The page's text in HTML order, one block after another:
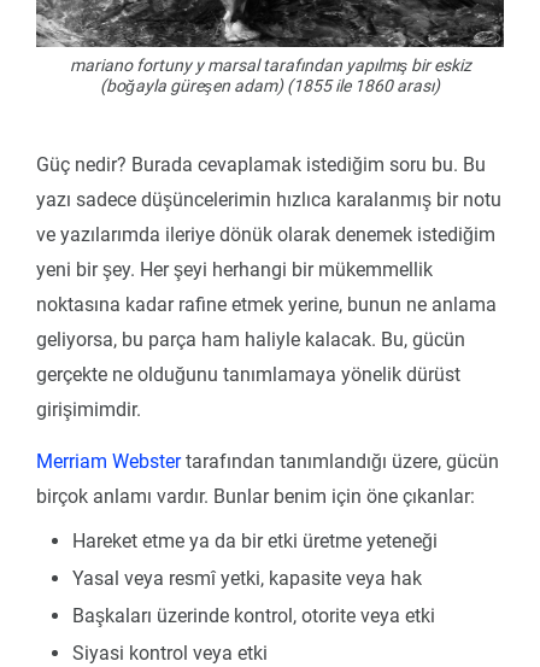
mariano fortuny y marsal tarafından yapılmış bir eskiz
(boğayla güreşen adam) (1855 ile 1860 arası)
Güç nedir? Burada cevaplamak istediğim soru bu. Bu
yazı sadece düşüncelerimin hızlıca karalanmış bir notu
ve yazılarımda ileriye dönük olarak denemek istediğim
yeni bir şey. Her şeyi herhangi bir mükemmellik
noktasına kadar rafine etmek yerine, bunun ne anlama
geliyorsa, bu parça ham haliyle kalacak. Bu, gücün
gerçekte ne olduğunu tanımlamaya yönelik dürüst
girişimimdir.
Merriam Webstertarafından tanımlandığı üzere, gücün
birçok anlamı vardır. Bunlar benim için öne çıkanlar:
Hareket etme ya da bir etki üretme yeteneği
Yasal veya resmî yetki, kapasite veya hak
Başkaları üzerinde kontrol, otorite veya etki
Siyasi kontrol veya etki